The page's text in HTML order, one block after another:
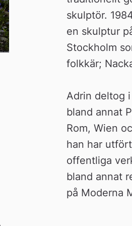
skulptör.
en skulptur
Stockholm
folkkär;
Adrin deltog
bland annat
Rom, Wien
han har
offentliga
bland annat
på Moderna